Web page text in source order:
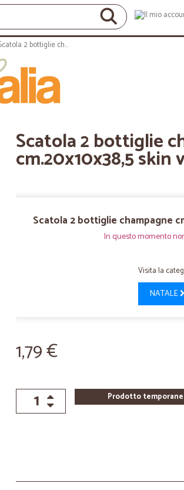
Scatola 2 bottiglie champagne cm.20x10x38,5 skin vinaccia
Scatola 2 bottiglie
cm.20x10x38,5 skin
Scatola 2 bottiglie champagne
In questo momento
Visita la
NATALE
1,79 €
Prodotto